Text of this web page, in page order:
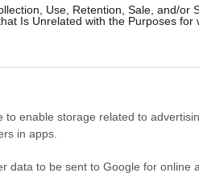
Use, Retention, Sale, and/or
Is Unrelated with the Purposes for
to enable storage related to
in apps.
data to be sent to Google for online
Virágkoszorús fakeresztcímű